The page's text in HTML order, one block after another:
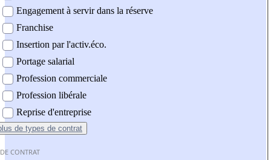
Engagement à servir dans la réserve
Franchise
Insertion par l'activ.éco.
Portage salarial
Profession commerciale
Profession libérale
Reprise d'entreprise
de types de contrat
CONTRAT